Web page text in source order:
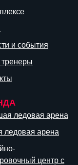
и события
ледовая арена
ледовая арена
центр с